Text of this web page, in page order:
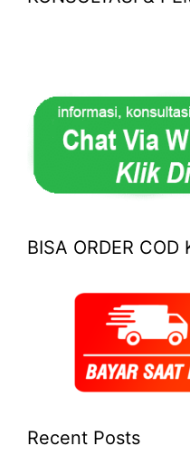
BISA ORDER COD
Recent Posts